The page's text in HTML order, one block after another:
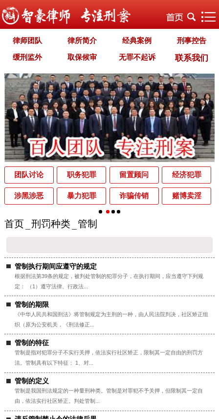
律师团队 律所简介 经典案例 刑事控告
缓刑监外 取保候审 无罪不起诉 联系我们
职务犯罪 经济犯罪 毒品犯罪 罪名专题
智豪文化 自首立功 首席律师致辞 智豪视野
刑罚种类 刑事法规 犯罪释义 刑事知识
法律援助 刑事资讯 刑事文书 案件动态
辩护词集 常见问题 办理中的案件 业务范围
为什么选择智豪 办案机关 中国法律讲堂 辨别伪专业
罪名解析库 网站地图
团队讨论 职务犯罪 留置顾问 经济犯罪
涉黑涉恶 暴力犯罪 诈骗传销 赌博卖淫
首页 刑罚种类 管制
管制执行期间应遵守的规定
根据刑法第39条的规定，被判处管制的犯罪分子，在执行期间，应当遵守下列规
定： （1）遵守法律、行政法...
管制的期限
《中华人民共和国刑法》将管制规定为主刑的一种，由人民法院判决，社区矫正组
织（原为公安机关，《刑法修正...
管制的特征
管制是指对犯罪分子不实行关押，依法实行社区矫正，限制其一定自由的刑罚方
法。管制具有以下特征： 1、对...
管制的定义
管制是我国刑法规定的一种量刑种类。管制是对罪犯不予关押，但限制其一定自
由，依法实行社区矫正。判处管制...